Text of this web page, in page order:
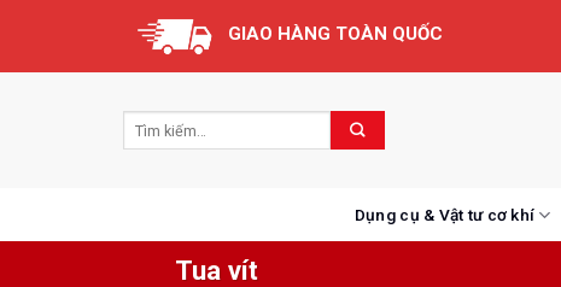
content
GIAO HÀNG TOÀN QUỐC
Dụng cụ & Vật tư cơ khí
Tua vít